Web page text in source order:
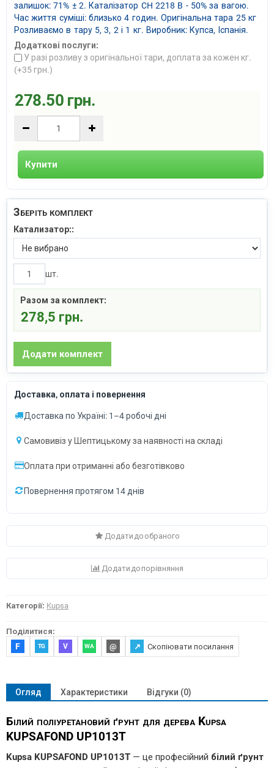
залишок: 71% ± 2. Каталізатор CH 2218 B - 50% за вагою.
Час життя суміші: близько 4 годин. Оригінальна тара 25 кг
Розливаємо в тару 5, 3, 2 і 1 кг. Виробник: Купса, Іспанія.
Додаткові послуги:
У разі розливу з оригінальної тари, доплата за кожен кг.
(+35 грн.)
278.50 грн.
Купити
Зберіть комплект
Катализатор::
шт.
Разом за комплект:
278,5 грн.
Доставка, оплата і повернення
Доставка по Україні: 1–4 робочі дні
Самовивіз у Шептицькому за наявності на складі
Оплата при отриманні або безготівково
Повернення протягом 14 днів
Додати до обраного
Додати до порівняння
Категорії: Kupsa
Поділитися:
F TG V WA @ ↗ Скопіювати посилання
Огляд Характеристики Відгуки (0)
Білий поліуретановий ґрунт для дерева Kupsa
KUPSAFOND UP1013T
Kupsa KUPSAFOND UP1013T — це професійний білий ґрунт